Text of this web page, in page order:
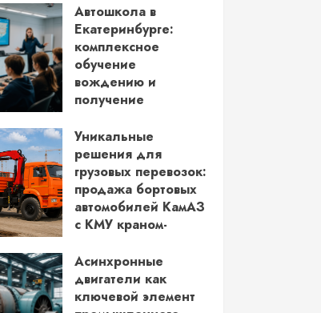
более
22.06.2026
Автошкола в
Екатеринбурге:
комплексное
обучение
вождению и
получение
03.06.2026
Уникальные
решения для
грузовых перевозок:
продажа бортовых
автомобилей КамАЗ
с КМУ краном-
28.05.2026
Асинхронные
двигатели как
ключевой элемент